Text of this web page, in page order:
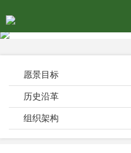
愿景目标
历史沿革
组织架构